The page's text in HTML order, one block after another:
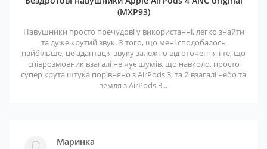
(MXP93)
Навушники просто пречудові у використанні, легко знайти
та дуже крутий звук. З того, що мені сподобалось
найбільше, це адаптація звуку залежно від оточення і те, що
співрозмовник взагалі не чує шумів, що навколо, просто
супер крута штука порівняно з AirPods 3, та й взагалі небо та
земля з AirPods 3...
Маринка